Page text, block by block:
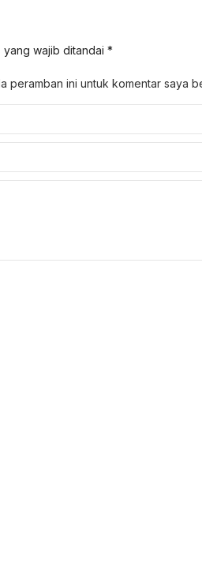
yang wajib ditandai *
peramban ini untuk komentar saya